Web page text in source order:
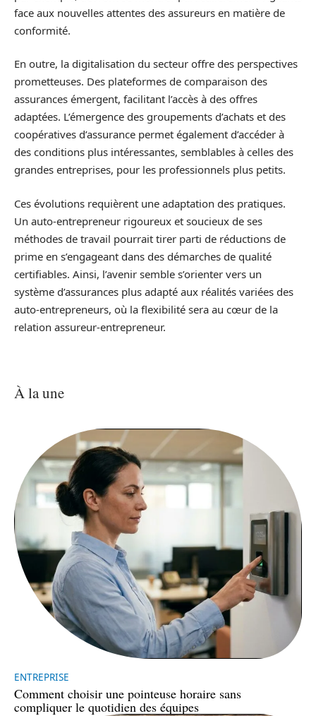
face aux nouvelles attentes des assureurs en matière de
conformité.
En outre, la digitalisation du secteur offre des perspectives
prometteuses. Des plateformes de comparaison des
assurances émergent, facilitant l’accès à des offres
adaptées. L’émergence des groupements d’achats et des
coopératives d’assurance permet également d’accéder à
des conditions plus intéressantes, semblables à celles des
grandes entreprises, pour les professionnels plus petits.
Ces évolutions requièrent une adaptation des pratiques.
Un auto-entrepreneur rigoureux et soucieux de ses
méthodes de travail pourrait tirer parti de réductions de
prime en s’engageant dans des démarches de qualité
certifiables. Ainsi, l’avenir semble s’orienter vers un
système d’assurances plus adapté aux réalités variées des
auto-entrepreneurs, où la flexibilité sera au cœur de la
relation assureur-entrepreneur.
À la une
ENTREPRISE
Comment choisir une pointeuse horaire sans
compliquer le quotidien des équipes